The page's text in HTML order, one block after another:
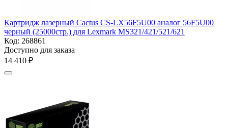
Картридж лазерный Cactus CS-LX56F5U00 аналог 56F5U00
черный (25000стр.) для Lexmark MS321/421/521/621
Код: 268861
Доступно для заказа
14 410 ₽